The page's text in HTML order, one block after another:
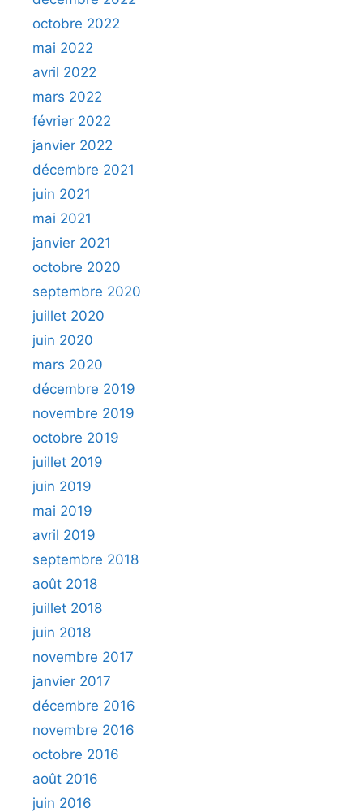
octobre 2022
mai 2022
avril 2022
mars 2022
février 2022
janvier 2022
décembre 2021
juin 2021
mai 2021
janvier 2021
octobre 2020
septembre 2020
juillet 2020
juin 2020
mars 2020
décembre 2019
novembre 2019
octobre 2019
juillet 2019
juin 2019
mai 2019
avril 2019
septembre 2018
août 2018
juillet 2018
juin 2018
novembre 2017
janvier 2017
décembre 2016
novembre 2016
octobre 2016
août 2016
juin 2016